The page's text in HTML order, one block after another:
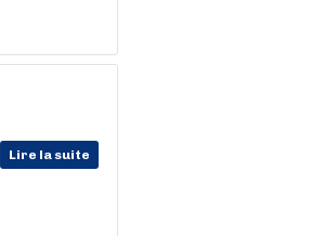
Lire la suite